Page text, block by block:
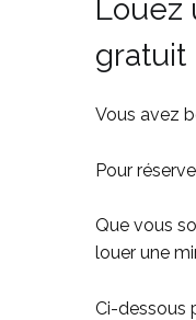
Louez
gratuit
Vous avez
Pour
Que vous
louer une
Ci-dessous